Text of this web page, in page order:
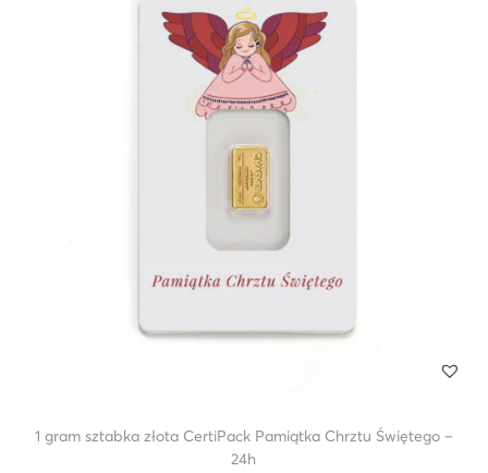
1 gram sztabka złota CertiPack Pamiątka Chrztu Świętego –
24h